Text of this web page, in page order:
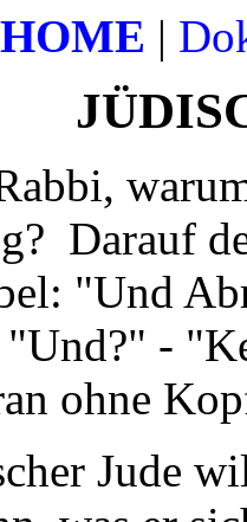
HOME |
Darauf
"Und
"Und?" -
ohne
Jude